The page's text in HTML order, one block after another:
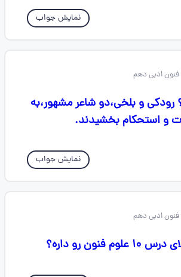
نمایش جواب
و بلخی،دو شاعر مشهور،به
و استحکام بخشیدند.
نمایش جواب
رو داره؟